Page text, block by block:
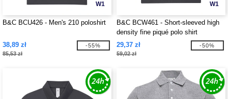
W1
B&C BCU426 - Men's 210 poloshirt
38,89 zł
85,53 zł
-55%
W1
B&C BCW461 - Short-sleeved high
density fine piqué polo shirt
29,37 zł
59,02 zł
-50%